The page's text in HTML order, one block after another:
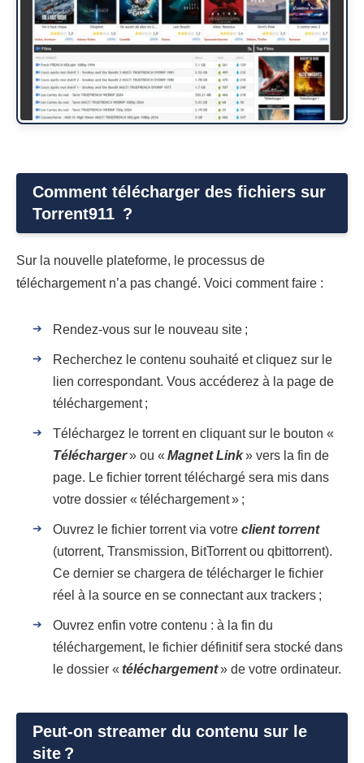
Comment télécharger des fichiers sur
Torrent911 ?
Sur la nouvelle plateforme, le processus de
téléchargement n’a pas changé. Voici comment faire :
Rendez-vous sur le nouveau site ;
Recherchez le contenu souhaité et cliquez sur le
lien correspondant. Vous accéderez à la page de
téléchargement ;
Téléchargez le torrent en cliquant sur le bouton «
Télécharger» ou « Magnet Link» vers la fin de
page. Le fichier torrent téléchargé sera mis dans
votre dossier « téléchargement » ;
Ouvrez le fichier torrent via votre client torrent
(utorrent, Transmission, BitTorrent ou qbittorrent).
Ce dernier se chargera de télécharger le fichier
réel à la source en se connectant aux trackers ;
Ouvrez enfin votre contenu : à la fin du
téléchargement, le fichier définitif sera stocké dans
le dossier « téléchargement» de votre ordinateur.
Peut-on streamer du contenu sur le
site ?